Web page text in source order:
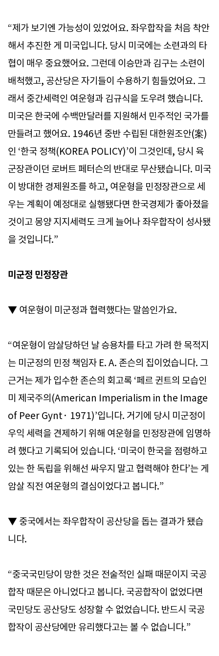
“제가 보기엔 가능성이 있었어요. 좌우합작을 처음 착안
해서 추진한 게 미국입니다. 당시 미국에는 소련과의 타
협이 매우 중요했어요. 그런데 이승만과 김구는 소련이
배척했고, 공산당은 자기들이 수용하기 힘들었어요. 그
래서 중간세력인 여운형과 김규식을 도우려 했습니다.
미국은 한국에 수백만달러를 지원해서 민주적인 국가를
만들려고 했어요. 1946년 중반 수립된 대한원조안(案)
인 ‘한국 정책(KOREA POLICY)’이 그것인데, 당시 육
군장관이던 로버트 페터슨의 반대로 무산됐습니다. 미국
이 방대한 경제원조를 하고, 여운형을 민정장관으로 세
우는 계획이 예정대로 실행됐다면 한국경제가 좋아졌을
것이고 몽양 지지세력도 크게 늘어나 좌우합작이 성사됐
을 것입니다.”
미군정 민정장관
▼ 여운형이 미군정과 협력했다는 말씀인가요.
“여운형이 암살당하던 날 승용차를 타고 가려 한 목적지
는 미군정의 민정 책임자 E. A. 존슨의 집이었습니다. 그
근거는 제가 입수한 존슨의 회고록 ‘페르 귄트의 모습인
미 제국주의(American Imperialism in the Image
of Peer Gynt· 1971)’입니다. 거기에 당시 미군정이
우익 세력을 견제하기 위해 여운형을 민정장관에 임명하
려 했다고 기록되어 있습니다. ‘미국이 한국을 점령하고
있는 한 독립을 위해선 싸우지 말고 협력해야 한다’는 게
암살 직전 여운형의 결심이었다고 봅니다.”
▼ 중국에서는 좌우합작이 공산당을 돕는 결과가 됐습
니다.
“중국국민당이 망한 것은 전술적인 실패 때문이지 국공
합작 때문은 아니었다고 봅니다. 국공합작이 없었다면
국민당도 공산당도 성장할 수 없었습니다. 반드시 국공
합작이 공산당에만 유리했다고는 볼 수 없습니다.”